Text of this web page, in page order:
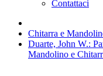
Contattaci
Chitarra e
Duarte, John W.:
Mandolino e